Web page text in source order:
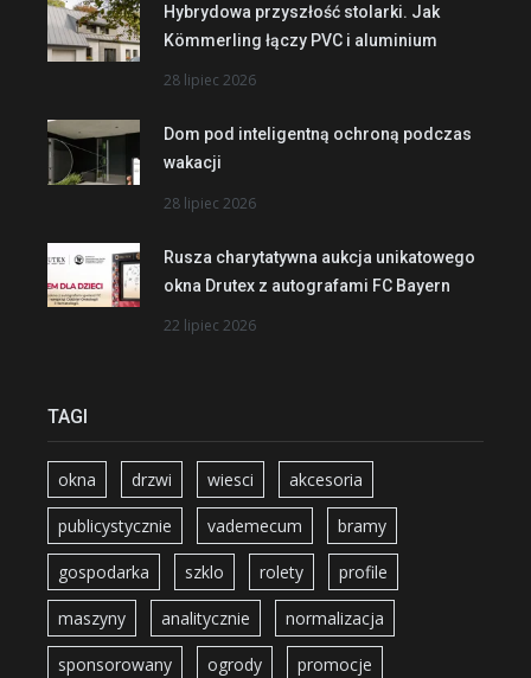
Hybrydowa przyszłość stolarki. Jak
Kömmerling łączy PVC i aluminium
28 lipiec 2026
Dom pod inteligentną ochroną podczas
wakacji
28 lipiec 2026
Rusza charytatywna aukcja unikatowego
okna Drutex z autografami FC Bayern
22 lipiec 2026
TAGI
okna drzwi wiesci akcesoria
publicystycznie vademecum bramy
gospodarka szklo rolety profile
maszyny analitycznie normalizacja
sponsorowany ogrody promocje